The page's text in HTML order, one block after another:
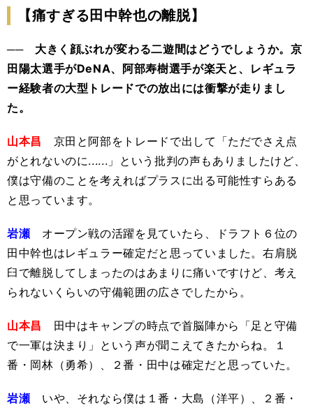
【痛すぎる田中幹也の離脱】
── 大きく顔ぶれが変わる二遊間はどうでしょうか。京
田陽太選手がDeNA、阿部寿樹選手が楽天と、レギュラ
ー経験者の大型トレードでの放出には衝撃が走りまし
た。
山本昌 京田と阿部をトレードで出して「ただでさえ点
がとれないのに......」という批判の声もありましたけど、
僕は守備のことを考えればプラスに出る可能性すらある
と思っています。
岩瀬 オープン戦の活躍を見ていたら、ドラフト６位の
田中幹也はレギュラー確定だと思っていました。右肩脱
臼で離脱してしまったのはあまりに痛いですけど、考え
られないくらいの守備範囲の広さでしたから。
山本昌 田中はキャンプの時点で首脳陣から「足と守備
で一軍は決まり」という声が聞こえてきたからね。１
番・岡林（勇希）、２番・田中は確定だと思っていた。
岩瀬 いや、それなら僕は１番・大島（洋平）、２番・